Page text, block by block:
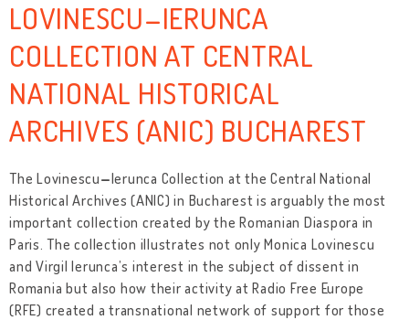
LOVINESCU–IERUNCA
COLLECTION AT CENTRAL
NATIONAL HISTORICAL
ARCHIVES (ANIC) BUCHAREST
The Lovinescu–Ierunca Collection at the Central National
Historical Archives (ANIC) in Bucharest is arguably the most
important collection created by the Romanian Diaspora in
Paris. The collection illustrates not only Monica Lovinescu
and Virgil Ierunca’s interest in the subject of dissent in
Romania but also how their activity at Radio Free Europe
(RFE) created a transnational network of support for those